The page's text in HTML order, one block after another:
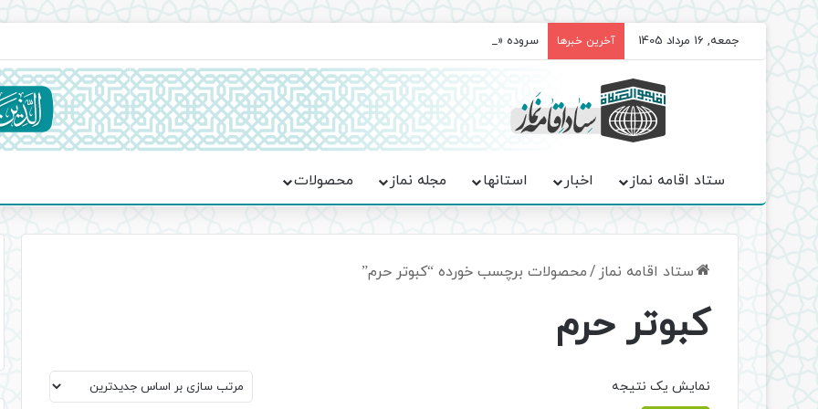
جمعه, 16 مرداد 1405 آخرین خبرها سروده‌ «اربعین»؛ روایت حماسه، استقامت و تمدن‌سازی امت اسلامی
ستاد اقامه نماز اخبار استانها مجله نماز محصولات
ستاد اقامه نماز /محصولات برچسب خورده “کبوتر حرم”
کبوتر حرم
نمایش یک نتیجه